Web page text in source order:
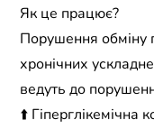
Як це працює?
Порушення обміну
хронічних
ведуть до
⬆️ Гіперглікемічна